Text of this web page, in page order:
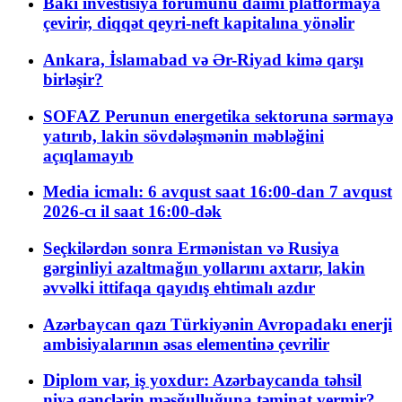
çevirir, diqqət qeyri-neft kapitalına yönəlir
Ankara, İslamabad və Ər-Riyad kimə qarşı
birləşir?
SOFAZ Perunun energetika sektoruna sərmayə
yatırıb, lakin sövdələşmənin məbləğini
açıqlamayıb
Media icmalı: 6 avqust saat 16:00-dan 7 avqust
2026-cı il saat 16:00-dək
Seçkilərdən sonra Ermənistan və Rusiya
gərginliyi azaltmağın yollarını axtarır, lakin
əvvəlki ittifaqa qayıdış ehtimalı azdır
Azərbaycan qazı Türkiyənin Avropadakı enerji
ambisiyalarının əsas elementinə çevrilir
Diplom var, iş yoxdur: Azərbaycanda təhsil